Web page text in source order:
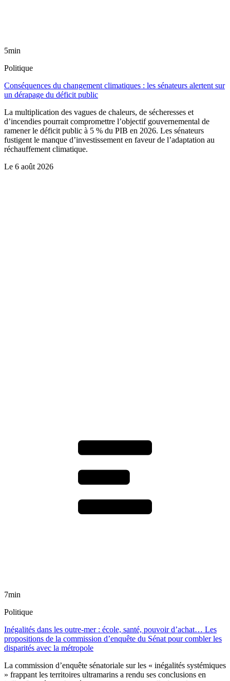
5min
Politique
Conséquences du changement climatiques : les sénateurs alertent sur
un dérapage du déficit public
La multiplication des vagues de chaleurs, de sécheresses et
d’incendies pourrait compromettre l’objectif gouvernemental de
ramener le déficit public à 5 % du PIB en 2026. Les sénateurs
fustigent le manque d’investissement en faveur de l’adaptation au
réchauffement climatique.
Le 6 août 2026
7min
Politique
Inégalités dans les outre-mer : école, santé, pouvoir d’achat… Les
propositions de la commission d’enquête du Sénat pour combler les
disparités avec la métropole
La commission d’enquête sénatoriale sur les « inégalités systémiques
» frappant les territoires ultramarins a rendu ses conclusions en